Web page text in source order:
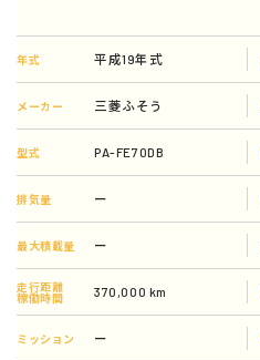
年式 平成19年式
メーカー 三菱ふそう
型式 PA-FE70DB
排気量 ー
最大積載量 ー
走行距離
稼働時間
370,000 km
ミッション ー